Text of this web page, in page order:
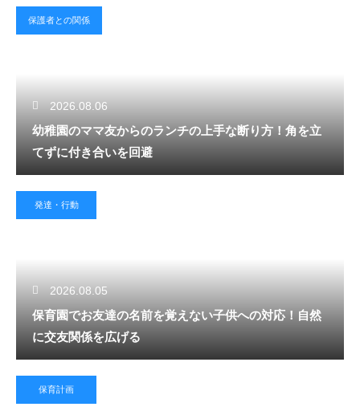
保護者との関係
2026.08.06
幼稚園のママ友からのランチの上手な断り方！角を立
てずに付き合いを回避
発達・行動
2026.08.05
保育園でお友達の名前を覚えない子供への対応！自然
に交友関係を広げる
保育計画